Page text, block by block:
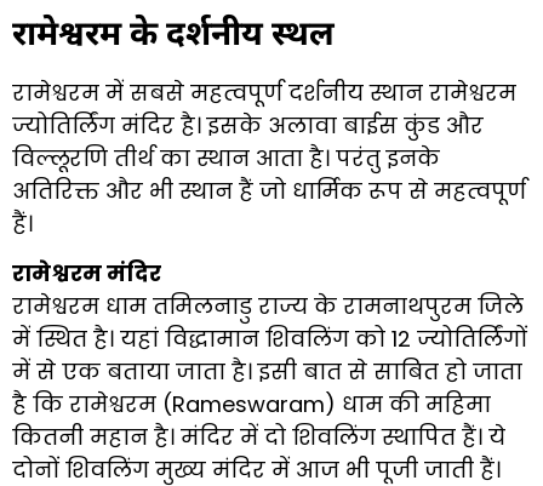
रामेश्वरम के दर्शनीय स्थल
रामेश्वरम में सबसे महत्वपूर्ण दर्शनीय स्थान रामेश्वरम
ज्योतिर्लिंग मंदिर है। इसके अलावा बाईस कुंड और
विल्लूरणि तीर्थ का स्थान आता है। परंतु इनके
अतिरिक्त और भी स्थान हैं जो धार्मिक रूप से महत्वपूर्ण
हैं।
रामेश्वरम मंदिर
रामेश्वरम धाम तमिलनाडु राज्य के रामनाथपुरम जिले
में स्थित है। यहां विद्धामान शिवलिंग को 12 ज्योतिर्लिंगों
में से एक बताया जाता है। इसी बात से साबित हो जाता
है कि रामेश्वरम (Rameswaram) धाम की महिमा
कितनी महान है। मंदिर में दो शिवलिंग स्थापित हैं। ये
दोनों शिवलिंग मुख्य मंदिर में आज भी पूजी जाती हैं।